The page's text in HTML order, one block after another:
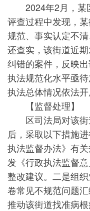
2024年2月，某
评查过程中发现，
规范、事实认定不
还查实，该街道近
纠错的案件，反映
执法规范化水平亟
执法总体情况依法开
【监督处理】
区司法局对该街
后，采取以下措施
执法监督办法》有
发《行政执法监督
整改建议。二是组
卷常见不规范问题
推动该街道找准病